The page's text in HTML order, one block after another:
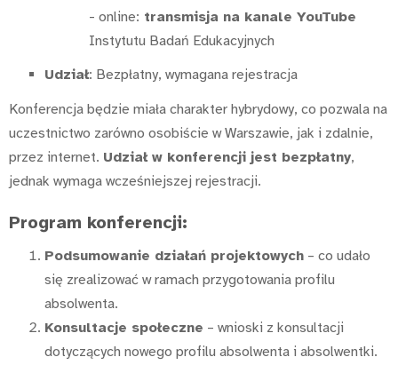
- online: transmisja na kanale YouTube
Instytutu Badań Edukacyjnych
Udział: Bezpłatny, wymagana rejestracja
Konferencja będzie miała charakter hybrydowy, co pozwala na
uczestnictwo zarówno osobiście w Warszawie, jak i zdalnie,
przez internet. Udział w konferencji jest bezpłatny,
jednak wymaga wcześniejszej rejestracji.
Program konferencji:
Podsumowanie działań projektowych – co udało
się zrealizować w ramach przygotowania profilu
absolwenta.
Konsultacje społeczne – wnioski z konsultacji
dotyczących nowego profilu absolwenta i absolwentki.